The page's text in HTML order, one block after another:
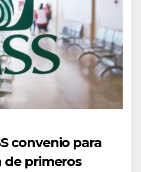
convenio para
de primeros